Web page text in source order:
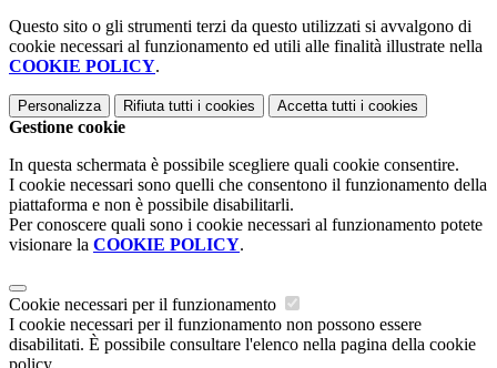
Questo sito o gli strumenti terzi da questo utilizzati si avvalgono di
cookie necessari al funzionamento ed utili alle finalità illustrate nella
COOKIE POLICY.
Personalizza Rifiuta tutti i cookies Accetta tutti i cookies
Gestione cookie
In questa schermata è possibile scegliere quali cookie consentire.
I cookie necessari sono quelli che consentono il funzionamento della
piattaforma e non è possibile disabilitarli.
Per conoscere quali sono i cookie necessari al funzionamento potete
visionare la COOKIE POLICY.
Cookie necessari per il funzionamento
I cookie necessari per il funzionamento non possono essere
disabilitati. È possibile consultare l'elenco nella pagina della cookie